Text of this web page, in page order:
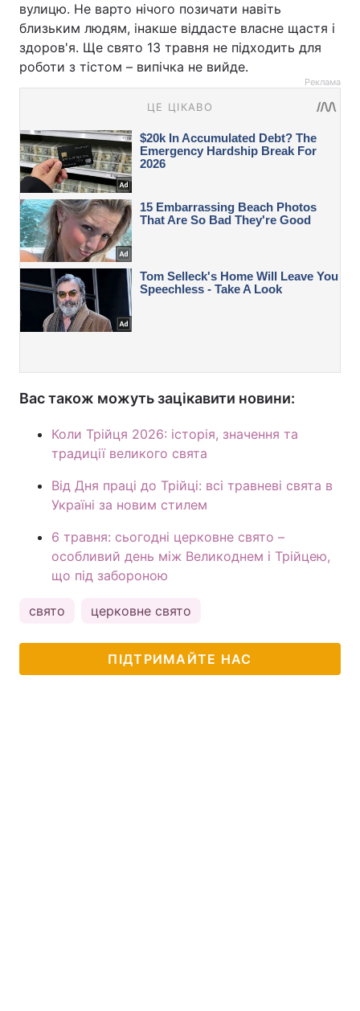
вулицю. Не варто нічого позичати навіть
близьким людям, інакше віддасте власне щастя і
здоров'я. Ще свято 13 травня не підходить для
роботи з тістом – випічка не вийде.
Реклама
Вас також можуть зацікавити новини:
Коли Трійця 2026: історія, значення та
традиції великого свята
Від Дня праці до Трійці: всі травневі свята в
Україні за новим стилем
6 травня: сьогодні церковне свято –
особливий день між Великоднем і Трійцею,
що під забороною
свято церковне свято
ПІДТРИМАЙТЕ НАС